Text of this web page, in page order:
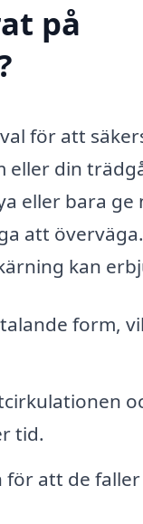
på
för att
eller din
eller bara ge
att
kan
form,
tid.
att de